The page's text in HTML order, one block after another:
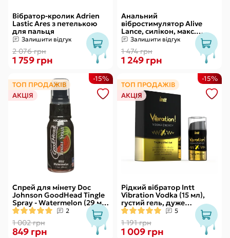
Вібратор-кролик Adrien
Lastic Ares з петелькою
для пальця
Залишити відгук
2 076 грн
1 759 грн
Анальний
вібростимулятор Alive
Lance, силікон, макс.
діаметр 2,9 см
(передостання кулька)
Залишити відгук
1 474 грн
1 249 грн
ТОП ПРОДАЖІВ
АКЦІЯ
Спрей для мінету Doc
Johnson GoodHead Tingle
Spray - Watermelon (29 мл)
зі стимулювальним
ефектом
2
1 002 грн
-15%
849 грн
ТОП ПРОДАЖІВ
АКЦІЯ
Рідкий вібратор Intt
Vibration Vodka (15 мл),
густий гель, дуже
смачний, діє до 30 хвилин
5
1 191 грн
-15%
1 009 грн